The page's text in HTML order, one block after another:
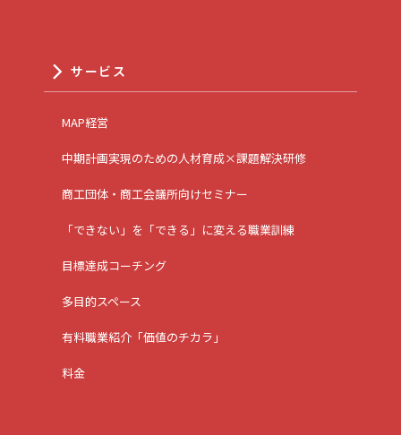
サービス
MAP経営
中期計画実現のための人材育成×課題解決研修
商工団体・商工会議所向けセミナー
「できない」を「できる」に変える職業訓練
目標達成コーチング
多目的スペース
有料職業紹介「価値のチカラ」
料金